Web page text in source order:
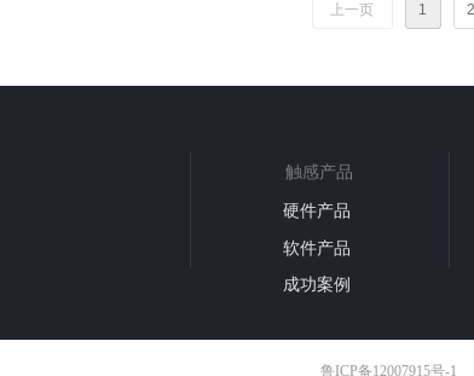
上一页 1 2
触感产品
硬件产品
软件产品
成功案例
鲁ICP备12007915号-1